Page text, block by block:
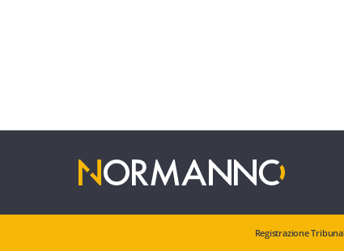
Registrazione